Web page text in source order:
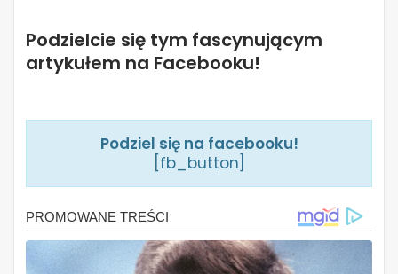
Podzielcie się tym fascynującym
artykułem na Facebooku!
Podziel się na facebooku!
[fb_button]